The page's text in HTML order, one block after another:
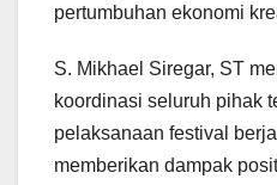
pertumbuhan ekonomi
S. Mikhael Siregar, ST
koordinasi seluruh pihak
pelaksanaan festival
memberikan dampak